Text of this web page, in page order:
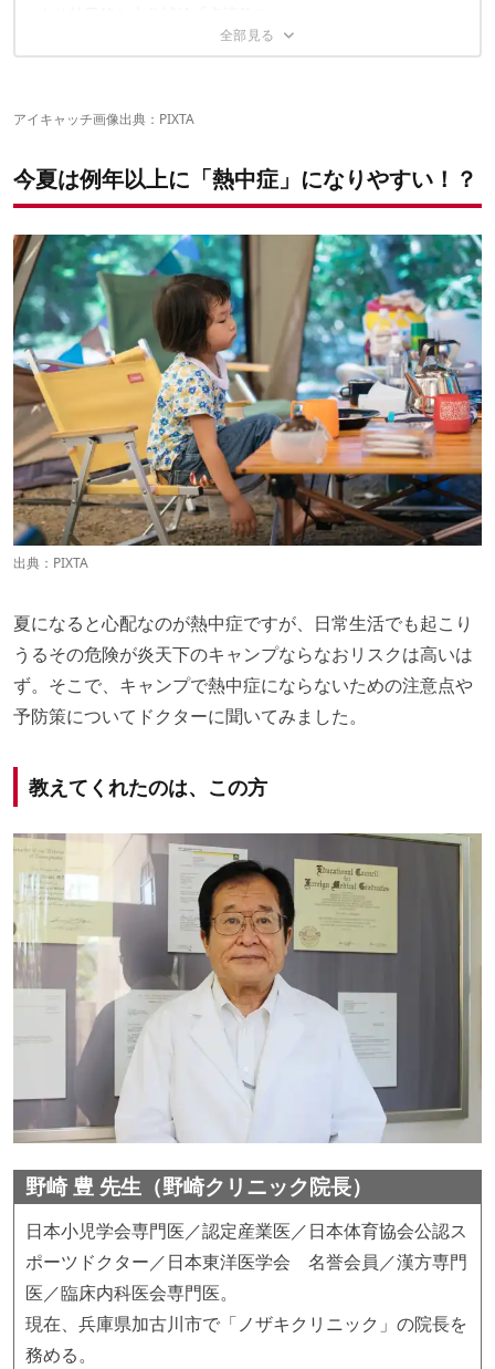
2：「どんな人が熱中症になりやすいか」を知っておく
5：太い血管を冷やして体温を下げる
それでも熱中症になってしまったら
子供は大人よりも熱中症になりやすい
Ⅱ度（頭痛・不快感・吐き気・嘔吐・倦怠感・虚脱感）の場合
Ⅲ度（意識障害・けいれん・手足の運動障害・高体温）の場合
アイキャッチ画像出典：PIXTA
今夏は例年以上に「熱中症」になりやすい！？
出典：PIXTA
夏になると心配なのが熱中症ですが、日常生活でも起こり
うるその危険が炎天下のキャンプならなおリスクは高いは
ず。そこで、キャンプで熱中症にならないための注意点や
予防策についてドクターに聞いてみました。
教えてくれたのは、この方
野崎 豊 先生（野崎クリニック院長）
日本小児学会専門医／認定産業医／日本体育協会公認ス
ポーツドクター／日本東洋医学会 名誉会員／漢方専門
医／臨床内科医会専門医。
現在、兵庫県加古川市で「ノザキクリニック」の院長を
務める。